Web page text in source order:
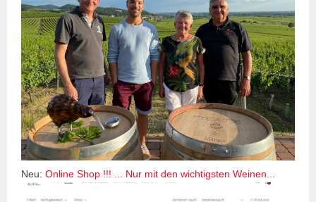
Neu:Online Shop !!! ... Nur mit den wichtigsten Weinen...